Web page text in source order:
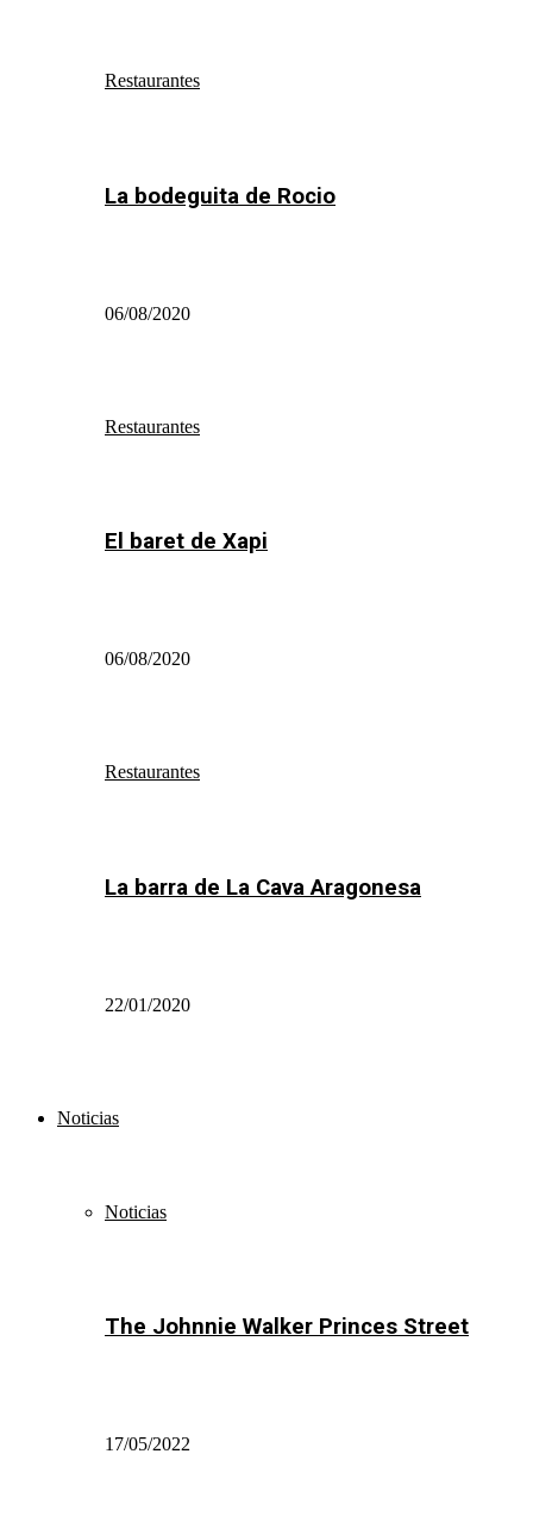
Restaurantes
La bodeguita de Rocio
06/08/2020
Restaurantes
El baret de Xapi
06/08/2020
Restaurantes
La barra de La Cava Aragonesa
22/01/2020
Noticias
Noticias
The Johnnie Walker Princes Street
17/05/2022